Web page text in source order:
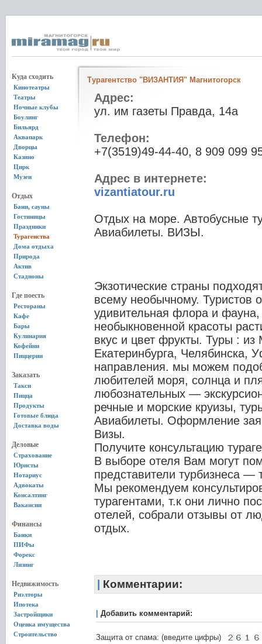
Куда сходить
Кинотеатры
Театры
Ночные клубы
Боулинг
Бильярд
Аквапарк
Дворцы
Казино
Цирк
Музеи
Отдых
Бани, сауны
Гостиницы
Праздники
Турагенства
Дома отдыха
Природа
Актив
Стадионы
Где поесть
Рестораны
Кафе
Бары
Кулинария
Кофейни
Пиццерии
Заказать
Такси
Пицца
Продукты
Готовые блюда
Доставка воды
Деловые
Страхование
Юристы
Нотариус
Адвокаты
Консалтинг
Вакансии
Финансы
Банки
ПИФы
Форекс
Лизинг
Недвижимость
Риэлторы
Ипотека
Застройщики
Оценка имущества
Строительство
Турагентство "ВИЗАНТИЯ" Магнитогорск
Адрес:
ул. им газеты Правда, 14а
Телефон:
+7(3519)49-44-40, 8 909 099
Адрес в интернете:
vizantiatour.ru
Отдых на море. Автобусные
Авиабилеты. ВИЗЫ.
Экзотические страны
всему необычному. Туристов
удивительная флора и
необыкновенной красоты
вкус и цвет фрукты. Туры : из
Екатеринбурга, Челябинска,
направления. мы можем
любителей моря, солнца и
любознательных —
речные и морские круизы,
Авиабилеты. Оформление
Визы.
Получите консультацию
В выборе отеля Вам могут
представители турбизнеса —
Мы рекомендуем
турагентами, т.к они лично
отелей, собрали отзывы от
отдых.
Комментарии:
Добавить комментарий:
Защита от спама: (введите цифры)